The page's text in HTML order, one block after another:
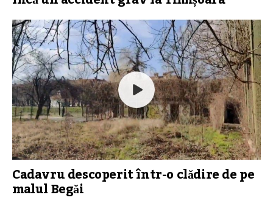
Cadavru descoperit într-o clădire de pe
malul Begăi